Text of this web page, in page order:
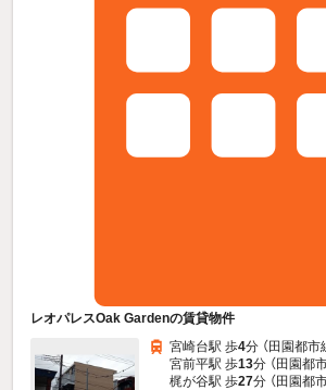
レオパレスOak Gardenの賃貸物件
宮崎台駅 歩4分 （田園都市
宮前平駅 歩13分 （田園都市
梶が谷駅 歩27分 （田園都市